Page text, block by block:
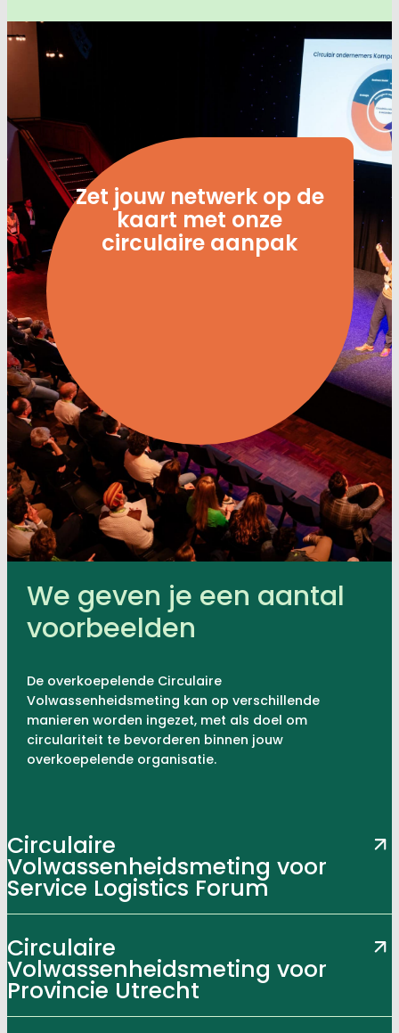
Zet jouw netwerk op de
kaart met onze
circulaire aanpak
We geven je een aantal
voorbeelden
De overkoepelende Circulaire
Volwassenheidsmeting kan op verschillende
manieren worden ingezet, met als doel om
circulariteit te bevorderen binnen jouw
overkoepelende organisatie.
Circulaire
Volwassenheidsmeting voor
Service Logistics Forum
Circulaire
Volwassenheidsmeting voor
Provincie Utrecht